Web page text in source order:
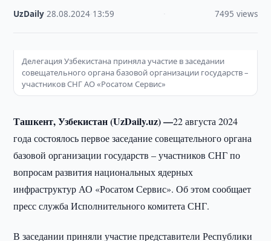
UzDaily ·28.08.2024 13:59 7495 views
Делегация Узбекистана приняла участие в заседании
совещательного органа базовой организации государств –
участников СНГ АО «Росатом Сервис»
Ташкент, Узбекистан (UzDaily.uz) —22 августа 2024
года состоялось первое заседание совещательного органа
базовой организации государств – участников СНГ по
вопросам развития национальных ядерных
инфраструктур АО «Росатом Сервис». Об этом сообщает
пресс служба Исполнительного комитета СНГ.
В заседании приняли участие представители Республики